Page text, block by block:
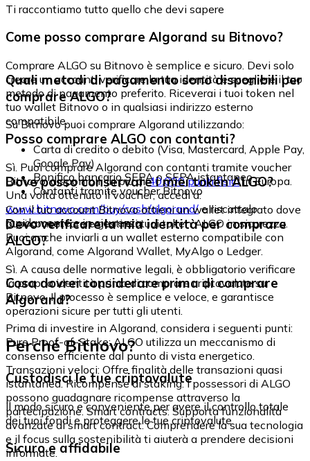
Ti raccontiamo tutto quello che devi sapere
Come posso comprare Algorand su Bitnovo?
Comprare ALGO su Bitnovo è semplice e sicuro. Devi solo
creare un account, verificare la tua identità e scegliere il tuo
metodo di pagamento preferito. Riceverai i tuoi token nel
tuo wallet Bitnovo o in qualsiasi indirizzo esterno
compatibile.
Quali metodi di pagamento sono disponibili per
comprare ALGO?
Su Bitnovo puoi comprare Algorand utilizzando:
Carta di credito o debito (Visa, Mastercard, Apple Pay,
Google Pay)
Bonifico bancario SEPA o SEPA istantaneo
Contanti tramite voucher Bitnovo
Posso comprare ALGO con contanti?
Sì. Puoi comprare Algorand con contanti tramite voucher
Bitnovo, disponibili in più di40.000 punti fisiciin Europa.
Una volta ottenuto il voucher, accedi a:
www.bitnovo.com/buy/cash/algorand/e riscattalo
rapidamente e in sicurezza.
Dove posso conservare i miei token ALGO?
Con il tuo account Bitnovo ottieni un wallet integrato dove
puoi conservare e gestire i tuoi token ALGO in sicurezza.
Puoi anche inviarli a un wallet esterno compatibile con
Algorand, come Algorand Wallet, MyAlgo o Ledger.
Devo verificare la mia identità per comprare
ALGO?
Sì. A causa delle normative legali, è obbligatorio verificare
la propria identità prima di comprare criptovalute su
Bitnovo. Il processo è semplice e veloce, e garantisce
operazioni sicure per tutti gli utenti.
Cosa dovrei considerare prima di comprare
Algorand?
Prima di investire in Algorand, considera i seguenti punti:
Pure Proof-of-Stake: ALGO utilizza un meccanismo di
consenso efficiente dal punto di vista energetico.
Transazioni veloci: Offre finalità delle transazioni quasi
istantanea. Ricompense di staking: I possessori di ALGO
possono guadagnare ricompense attraverso la
partecipazione. Smart contracts: Supporta funzionalità
avanzate di smart contract. Comprendere la sua tecnologia
e il focus sulla sostenibilità ti aiuterà a prendere decisioni
informate.
Perché Bitnovo?
Custodisci le tue criptovalute
Il modo sicuro e conveniente per avere il controllo totale
dei tuoi fondi e proteggere le tue criptovalute.
Sicuro e affidabile